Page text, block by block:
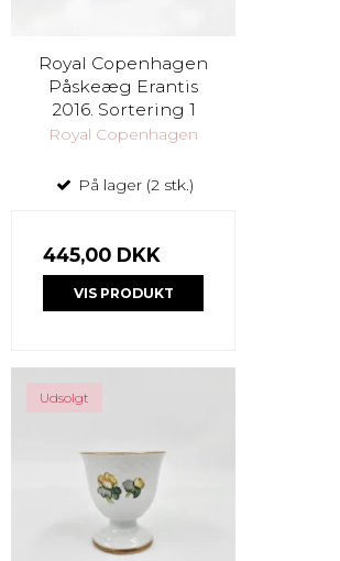
Royal Copenhagen
Påskeæg Erantis
2016. Sortering 1
Royal Copenhagen
På lager (2 stk.)
445,00 DKK
VIS PRODUKT
Udsolgt